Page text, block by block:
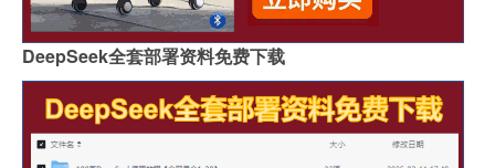
DeepSeek全套部署资料免费下载